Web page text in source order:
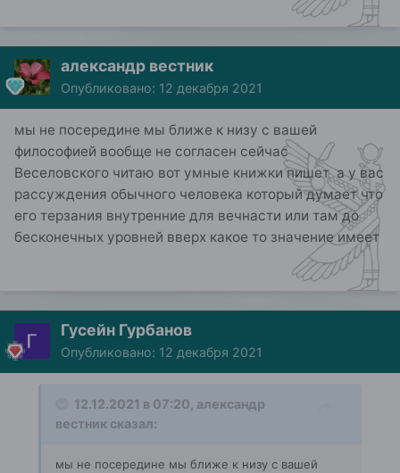
александр вестник
Опубликовано: 12 декабря 2021
мы не посередине мы ближе к низу с вашей
философией вообще не согласен сейчас
Веселовского читаю вот умные книжки пишет а у вас
рассуждения обычного человека который думает что
его терзания внутренние для вечнасти или там до
бесконечных уровней вверх какое то значение имеет
Гусейн Гурбанов
Опубликовано: 12 декабря 2021
12.12.2021 в 07:20, александр
вестник сказал:
мы не посередине мы ближе к низу с вашей